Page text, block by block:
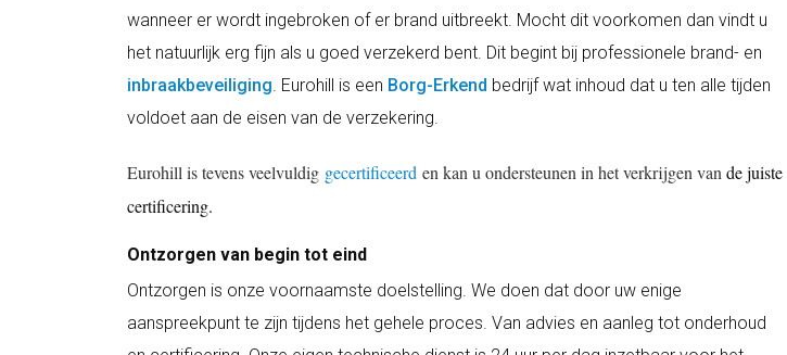
wanneer er wordt ingebroken of er brand uitbreekt. Mocht dit voorkomen dan vindt u
het natuurlijk erg fijn als u goed verzekerd bent. Dit begint bij professionele brand- en
inbraakbeveiliging . Eurohill is een Borg-Erkend bedrijf wat inhoud dat u ten alle tijden
voldoet aan de eisen van de verzekering.
Eurohill is tevens veelvuldig gecertificeerd en kan u ondersteunen in het verkrijgen van de juiste
certificering.
Ontzorgen van begin tot eind
Ontzorgen is onze voornaamste doelstelling. We doen dat door uw enige
aanspreekpunt te zijn tijdens het gehele proces. Van advies en aanleg tot onderhoud